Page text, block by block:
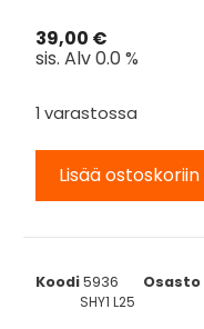
39,00 €
sis. Alv 0.0 %
1 varastossa
Lisää ostoskoriin
Koodi5936 Osasto
SHY1 L25